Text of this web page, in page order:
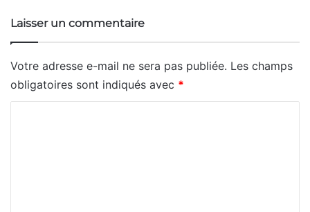
Laisser un commentaire
Votre adresse e-mail ne sera pas publiée. Les champs
obligatoires sont indiqués avec *